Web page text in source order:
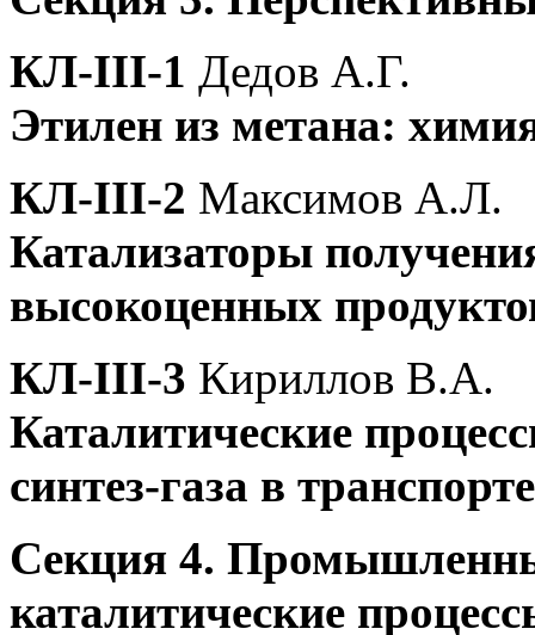
КЛ-III-1 Дедов А.Г.
Этилен из метана:
КЛ-III-2 Максимов А.Л.
Катализаторы
высокоценных
КЛ-III-3 Кириллов В.А.
Каталитические
синтез-газа в
Секция 4.
каталитические